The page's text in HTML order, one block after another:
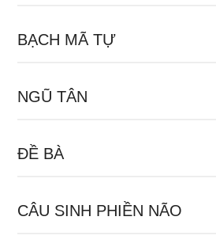
BẠCH MÃ TỰ
NGŨ TÂN
ĐỀ BÀ
CÂU SINH PHIỀN NÃO